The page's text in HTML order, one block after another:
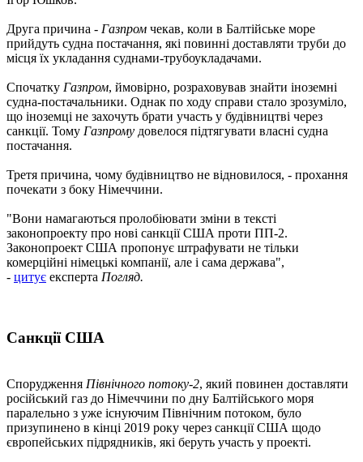
Друга причина - Газпром чекав, коли в Балтійське море
прийдуть судна постачання, які повинні доставляти труби до
місця їх укладання суднами-трубоукладачами.
Спочатку Газпром, ймовірно, розраховував знайти іноземні
судна-постачальники. Однак по ходу справи стало зрозуміло,
що іноземці не захочуть брати участь у будівництві через
санкції. Тому Газпрому довелося підтягувати власні судна
постачання.
Третя причина, чому будівництво не відновилося, - прохання
почекати з боку Німеччини.
"Вони намагаються пролобіювати зміни в тексті
законопроекту про нові санкції США проти ПП-2.
Законопроект США пропонує штрафувати не тільки
комерційні німецькі компанії, але і сама держава",
- цитує експерта Погляд.
Санкції США
Спорудження Північного потоку-2, який повинен доставляти
російський газ до Німеччини по дну Балтійського моря
паралельно з уже існуючим Північним потоком, було
призупинено в кінці 2019 року через санкції США щодо
європейських підрядників, які беруть участь у проекті.